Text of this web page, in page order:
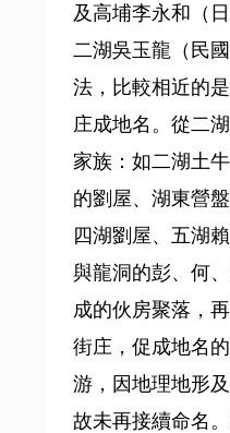
及高埔李永和（
二湖吳玉龍（民
法，比較相近的
庄成地名。從二
家族：如二湖土
的劉屋、湖東營
四湖劉屋、五湖
與龍洞的彭、何
成的伙房聚落，
街庄，促成地名
游，因地理地形
故未再接續命名